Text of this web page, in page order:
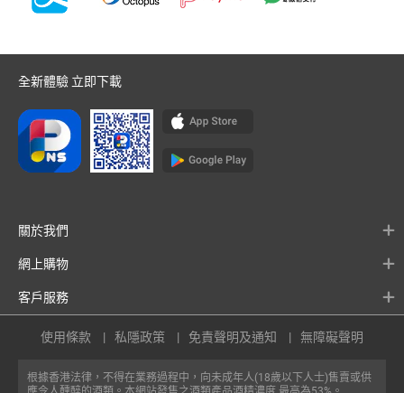
全新體驗 立即下載
關於我們
網上購物
客戶服務
根據香港法律，不得在業務過程中，向未成年人(18歲以下人士)售賣或供
使用條款 私隱政策 免責聲明及通知 無障礙聲明